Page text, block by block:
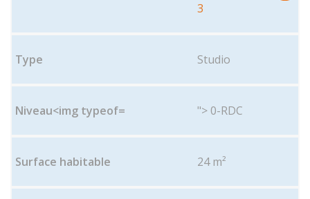
3
Studio
"> 0-RDC
24 m²